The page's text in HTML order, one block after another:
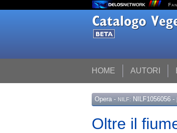
HOME AUTORI
Opera - NILF: NILF1056056 -
Oltre il